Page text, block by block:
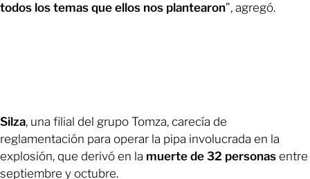
todos los temas que ellos nos plantearon”, agregó.
Silza, una filial del grupo Tomza, carecía de
reglamentación para operar la pipa involucrada en la
explosión, que derivó en la muerte de 32 personas entre
septiembre y octubre.